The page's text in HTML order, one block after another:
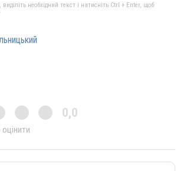
необхідний текст і натисніть Ctrl + Enter, щоб
0,0